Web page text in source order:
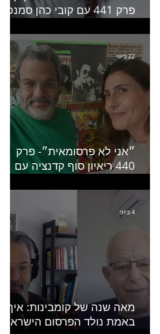
פרק 441 עם קובי כהן
״אני לא פרסומאית״- פרק
440 ריאיון סוף קדנציה עם
מנכ״לית באומן בר ריבנאי
22 ביוני
מאה שנה של קומבינות: איך
באמת נולד הפרסום
4 ביוני